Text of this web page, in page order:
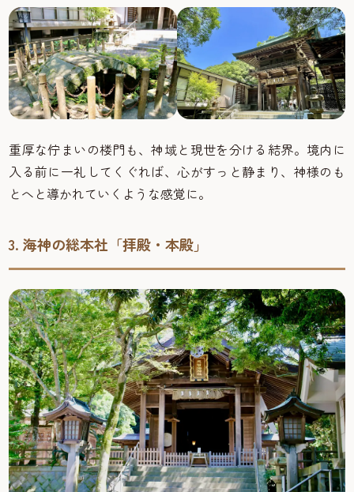
重厚な佇まいの楼門も、神域と現世を分ける結界。境内に
入る前に一礼してくぐれば、心がすっと静まり、神様のも
とへと導かれていくような感覚に。
3. 海神の総本社「拝殿・本殿」